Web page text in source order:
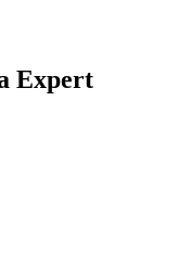
Expert